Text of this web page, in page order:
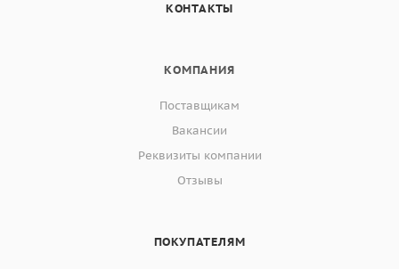
КОНТАКТЫ
КОМПАНИЯ
Поставщикам
Вакансии
Реквизиты компании
Отзывы
ПОКУПАТЕЛЯМ